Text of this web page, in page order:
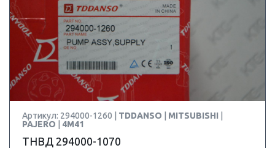
Артикул: 294000-1260 | TDDANSO MITSUBISHI
PAJERO
4M41
ТНВД 294000-1070